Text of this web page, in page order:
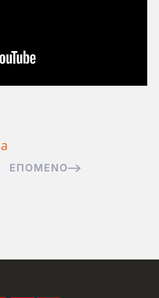
ΕΠΌΜΕΝΟ